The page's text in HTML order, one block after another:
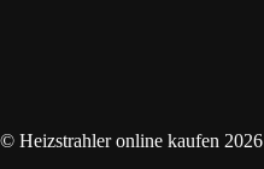
© Heizstrahler online kaufen 2026